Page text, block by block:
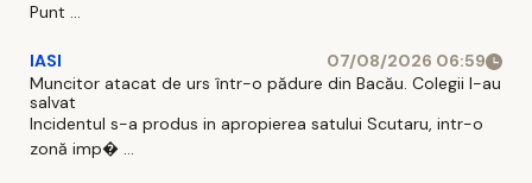
Punt ...
IASI
07/08/2026 06:59
Muncitor atacat de urs într-o pădure din Bacău. Colegii l-au
salvat
Incidentul s-a produs in apropierea satului Scutaru, intr-o
zonă imp� ...